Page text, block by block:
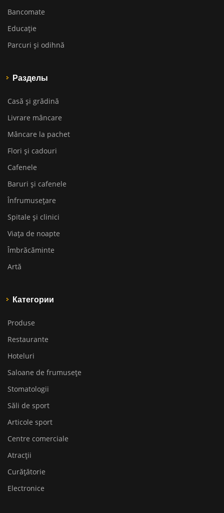
Bancomate
Educaţie
Parcuri și odihnă
Разделы
Casă și grădină
Livrare mâncare
Mâncare la pachet
Flori și cadouri
Cafenele
Baruri și cafenele
Înfrumusețare
Spitale și clinici
Viața de noapte
Îmbrăcăminte
Artă
Категории
Produse
Restaurante
Hoteluri
Saloane de frumusețe
Stomatologii
Săli de sport
Articole sport
Centre comerciale
Atracții
Curățătorie
Electronice